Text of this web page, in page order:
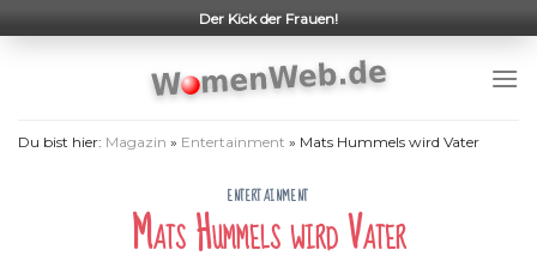
to
Der Kick der Frauen!
Du bist hier: Magazin » Entertainment » Mats Hummels wird Vater
ENTERTAINMENT
Mats Hummels wird Vater